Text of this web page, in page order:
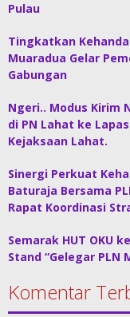
Pulau
Tingkatkan
Muaradua Gelar
Gabungan
Ngeri.. Modus Kirim
di PN Lahat ke
Kejaksaan Lahat.
Sinergi Perkuat
Baturaja Bersama
Rapat Koordinasi
Semarak HUT OKU
Stand “Gelegar PLN
Komentar